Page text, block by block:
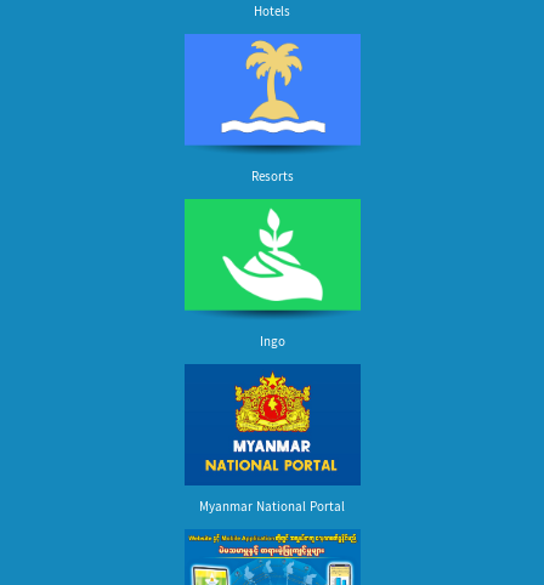
Hotels
Resorts
Ingo
Myanmar National Portal